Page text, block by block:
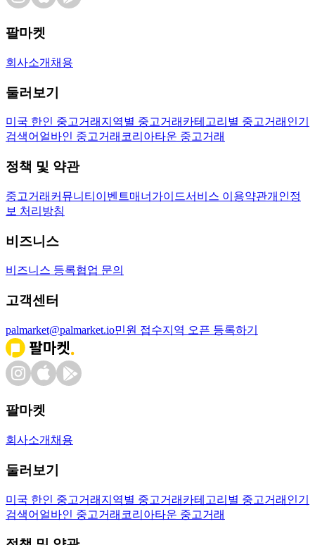
팔마켓
회사소개 채용
둘러보기
미국 한인 중고거래 지역별 중고거래 카테고리별 중고거래 인기
검색어 얼바인 중고거래 코리아타운 중고거래
정책 및 약관
중고거래 커뮤니티 이벤트매너가이드서비스 이용약관개인정
보 처리방침
비즈니스
비즈니스 등록협업 문의
고객센터
palmarket@palmarket.io민원 접수지역 오픈 등록하기
팔마켓
회사소개 채용
둘러보기
미국 한인 중고거래 지역별 중고거래 카테고리별 중고거래 인기
검색어 얼바인 중고거래 코리아타운 중고거래